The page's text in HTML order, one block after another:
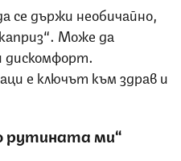
се държи необичайно,
Може да
дискомфорт.
е ключът към здрав и
рутината ми“